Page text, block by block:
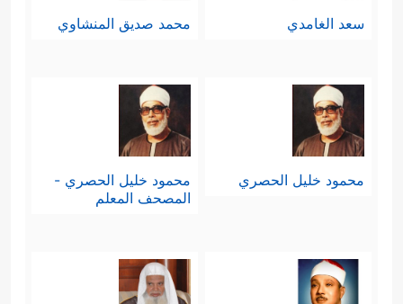
سعد الغامدي محمد صديق المنشاوي
محمود خليل الحصري
محمود خليل الحصري -
المصحف المعلم